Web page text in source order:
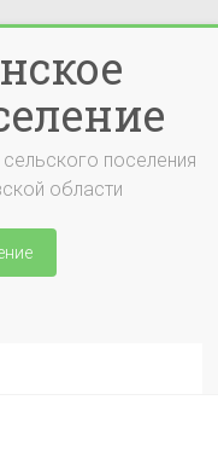
поселения
области